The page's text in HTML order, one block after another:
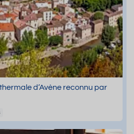
thermale d’Avène reconnu par